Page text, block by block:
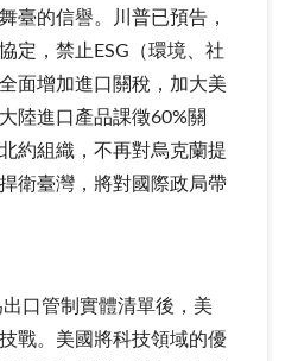
臺的信譽。川普已預告，
定，禁止ESG（環境、社
面增加進口關稅，加大美
陸進口產品課徵60%關
約組織，不再對烏克蘭提
衛臺灣，將對國際政局帶
口管制實體清單後，美
戰。美國將科技領域的優